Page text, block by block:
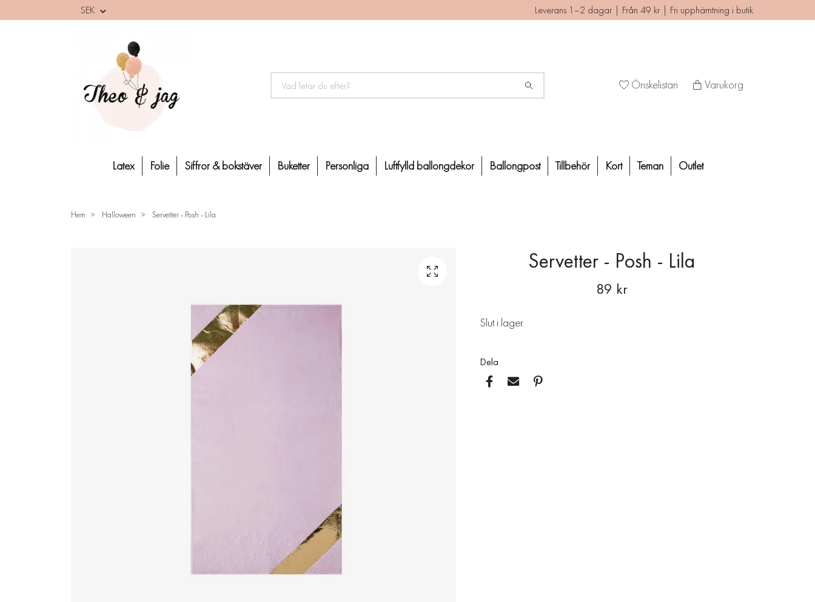
SEK Leverans 1–2 dagar | Från 49 kr | Fri upphämtning i butik
Önskelistan Varukorg
Latex Folie Siffror & bokstäver Buketter Personliga Luftfylld ballongdekor Ballongpost Tillbehör Kort Teman Outlet
Hem Halloween Servetter - Posh - Lila
Servetter - Posh - Lila
89 kr
Slut i lager.
Dela